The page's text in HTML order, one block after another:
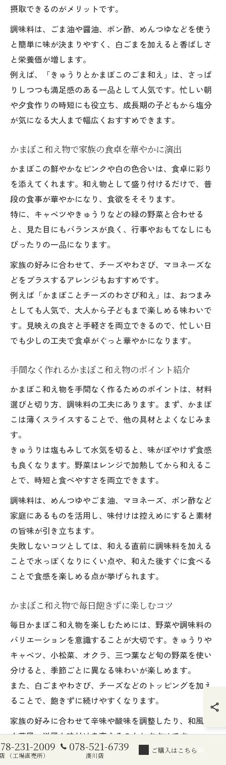
摂取できるのがメリットです。
調味料は、ごま油や醤油、ポン酢、めんつゆなどを使う
と簡単に味が決まりやすく、白ごまを加えると香ばしさ
と栄養価が増します。
例えば、「きゅうりとかまぼこのごま和え」は、さっぱ
りしつつも満足感のある一品として人気です。忙しい朝
や夕食作りの時短にも役立ち、成長期の子どもから塩分
が気になる大人まで幅広くおすすめできます。
かまぼこ和え物で家族の食卓を華やかに演出
かまぼこの鮮やかなピンクや白の色合いは、食卓に彩り
を添えてくれます。和え物として盛り付けるだけで、普
段の食事が華やかになり、食欲をそそります。
特に、キャベツやきゅうりなどの緑の野菜と合わせる
と、見た目にもバランスが良く、行事やおもてなしにも
ぴったりの一品になります。
家族の好みに合わせて、チーズやわさび、マヨネーズな
どをプラスするアレンジもおすすめです。
例えば「かまぼことチーズのわさび和え」は、おつまみ
としても人気で、大人から子どもまで楽しめる味わいで
す。見映えの良さと手軽さを両立できるので、忙しい日
でも少しの工夫で食卓がぐっと華やかになります。
手間なく作れるかまぼこ和え物のポイント紹介
かまぼこ和え物を手間なく作るためのポイントは、材料
選びと切り方、調味料の工夫にあります。まず、かまぼ
こは薄くスライスすることで、他の具材とよくなじみま
す。
きゅうりは塩もみして水気を切ると、味がぼやけず食感
も良くなります。野菜はレンジで加熱してから和えるこ
とで、時短と食べやすさを両立できます。
調味料は、めんつゆやごま油、マヨネーズ、ポン酢など
家庭にあるものを活用し、味付けは控えめにすると素材
の旨味が引き立ちます。
失敗しないコツとしては、和える直前に調味料を加える
ことで水っぽくなりにくい点や、和えた後すぐに食べる
ことで食感を楽しめる点が挙げられます。
かまぼこ和え物で毎日飽きずに楽しむコツ
毎日かまぼこ和え物を楽しむためには、野菜や調味料の
バリエーションを意識することが大切です。きゅうりや
キャベツ、小松菜、オクラ、三つ葉など旬の野菜を使い
分けると、季節ごとに異なる味わいが楽しめます。
また、白ごまやわさび、チーズなどのトッピングを加え
ることで、飽きずに続けやすくなります。
家族の好みに合わせて辛味や酸味を調整したり、和風・
中華風・洋風と味付けを変えるのもおすすめです。
例えば、「きゅうりとかまぼこの酢の物」や「キャベツ
231-2009
（工場直売所）
078-521-6739
湊川店
ご購入はこちら